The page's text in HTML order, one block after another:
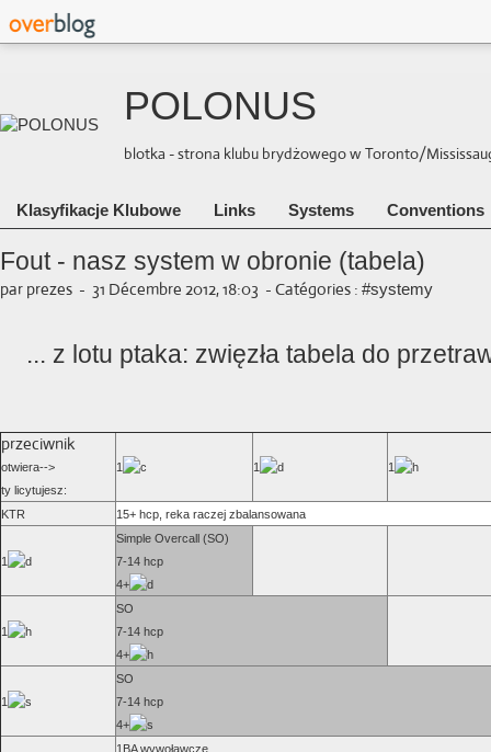
POLONUS
blotka - strona klubu brydżowego w Toronto/
Klasyfikacje Klubowe Links Systems Conventions
Fout - nasz system w obronie (tabela)
par prezes - 31 Décembre 2012, 18:03 - Catégories : #systemy
... z lotu ptaka: zwięzła tabela do
przeciwnik
otwiera-->
ty licytujesz:
1 1 1
KTR 15+ hcp, reka raczej zbalansowana
1
Simple Overcall (SO)
7-14 hcp
4+
1
SO
7-14 hcp
4+
1
SO
7-14 hcp
4+
1BA wywoławcze